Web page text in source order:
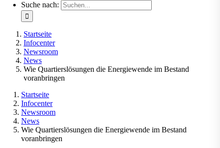
Suche nach:
Startseite
Infocenter
Newsroom
News
Wie Quartierslösungen die Energiewende im Bestand
voranbringen
Startseite
Infocenter
Newsroom
News
Wie Quartierslösungen die Energiewende im Bestand
voranbringen